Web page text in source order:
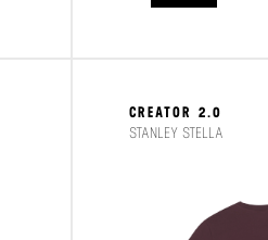
CREATOR 2.0
STANLEY STELLA